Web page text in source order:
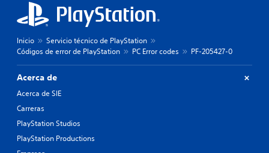
Inicio
Servicio técnico de PlayStation
Códigos de error de PlayStation
PC Error codes PF-205427-0
Acerca de
Acerca de SIE
Carreras
PlayStation Studios
PlayStation Productions